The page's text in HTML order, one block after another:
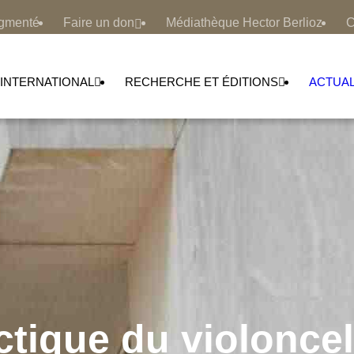
Faire un don Médiathèque Hector Berlioz
INTERNATIONAL RECHERCHE ET ÉDITIONS
du